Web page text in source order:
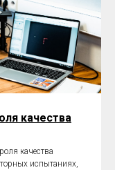
качества
качества
испытаниях,